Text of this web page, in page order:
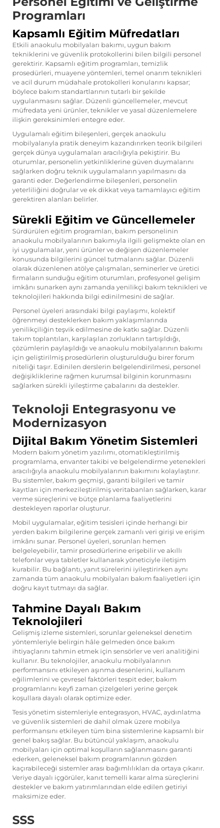
Programları
Kapsamlı Eğitim Müfredatları
Etkili anaokulu mobilyaları bakımı, uygun bakım
tekniklerini ve güvenlik protokollerini bilen bilgili personel
gerektirir. Kapsamlı eğitim programları, temizlik
prosedürleri, muayene yöntemleri, temel onarım teknikleri
ve acil durum müdahale protokolleri konularını kapsar;
böylece bakım standartlarının tutarlı bir şekilde
uygulanmasını sağlar. Düzenli güncellemeler, mevcut
müfredata yeni ürünler, teknikler ve yasal düzenlemelere
ilişkin gereksinimleri entegre eder.
Uygulamalı eğitim bileşenleri, gerçek anaokulu
mobilyalarıyla pratik deneyim kazandırırken teorik bilgileri
gerçek dünya uygulamaları aracılığıyla pekiştirir. Bu
oturumlar, personelin yetkinliklerine güven duymalarını
sağlarken doğru teknik uygulamaların yapılmasını da
garanti eder. Değerlendirme bileşenleri, personelin
yeterliliğini doğrular ve ek dikkat veya tamamlayıcı eğitim
gerektiren alanları belirler.
Sürekli Eğitim ve Güncellemeler
Sürdürülen eğitim programları, bakım personelinin
anaokulu mobilyalarının bakımıyla ilgili gelişmekte olan en
iyi uygulamalar, yeni ürünler ve değişen düzenlemeler
konusunda bilgilerini güncel tutmalarını sağlar. Düzenli
olarak düzenlenen atölye çalışmaları, seminerler ve üretici
firmaların sunduğu eğitim oturumları, profesyonel gelişim
imkânı sunarken aynı zamanda yenilikçi bakım teknikleri ve
teknolojileri hakkında bilgi edinilmesini de sağlar.
Personel üyeleri arasındaki bilgi paylaşımı, kolektif
öğrenmeyi desteklerken bakım yaklaşımlarında
yenilikçiliğin teşvik edilmesine de katkı sağlar. Düzenli
takım toplantıları, karşılaşılan zorlukların tartışıldığı,
çözümlerin paylaşıldığı ve anaokulu mobilyalarının bakımı
için geliştirilmiş prosedürlerin oluşturulduğu birer forum
niteliği taşır. Edinilen derslerin belgelendirilmesi, personel
değişikliklerine rağmen kurumsal bilginin korunmasını
sağlarken sürekli iyileştirme çabalarını da destekler.
Teknoloji Entegrasyonu ve
Modernizasyon
Dijital Bakım Yönetim Sistemleri
Modern bakım yönetim yazılımı, otomatikleştirilmiş
programlama, envanter takibi ve belgelendirme yetenekleri
aracılığıyla anaokulu mobilyalarının bakımını kolaylaştırır.
Bu sistemler, bakım geçmişi, garanti bilgileri ve tamir
kayıtları için merkezileştirilmiş veritabanları sağlarken, karar
verme süreçlerini ve bütçe planlama faaliyetlerini
destekleyen raporlar oluşturur.
Mobil uygulamalar, eğitim tesisleri içinde herhangi bir
yerden bakım bilgilerine gerçek zamanlı veri girişi ve erişim
imkânı sunar. Personel üyeleri, sorunları hemen
belgeleyebilir, tamir prosedürlerine erişebilir ve akıllı
telefonlar veya tabletler kullanarak yöneticiyle iletişim
kurabilir. Bu bağlantı, yanıt sürelerini iyileştirirken aynı
zamanda tüm anaokulu mobilyaları bakım faaliyetleri için
doğru kayıt tutmayı da sağlar.
Tahmine Dayalı Bakım
Teknolojileri
Gelişmiş izleme sistemleri, sorunlar geleneksel denetim
yöntemleriyle belirgin hâle gelmeden önce bakım
ihtiyaçlarını tahmin etmek için sensörler ve veri analitiğini
kullanır. Bu teknolojiler, anaokulu mobilyalarının
performansını etkileyen aşınma desenlerini, kullanım
eğilimlerini ve çevresel faktörleri tespit eder; bakım
programlarını keyfi zaman çizelgeleri yerine gerçek
koşullara dayalı olarak optimize eder.
Tesis yönetim sistemleriyle entegrasyon, HVAC, aydınlatma
ve güvenlik sistemleri de dahil olmak üzere mobilya
performansını etkileyen tüm bina sistemlerine kapsamlı bir
genel bakış sağlar. Bu bütüncül yaklaşım, anaokulu
mobilyaları için optimal koşulların sağlanmasını garanti
ederken, geleneksel bakım programlarının gözden
kaçırabileceği sistemler arası bağımlılıkları da ortaya çıkarır.
Veriye dayalı içgörüler, kanıt temelli karar alma süreçlerini
destekler ve bakım yatırımlarından elde edilen getiriyi
maksimize eder.
SSS